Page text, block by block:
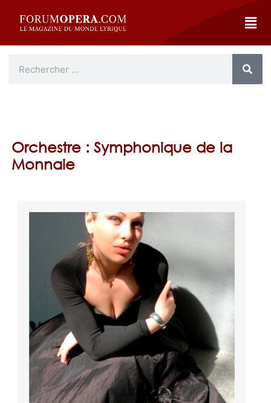
Orchestre : Symphonique de la
Monnaie